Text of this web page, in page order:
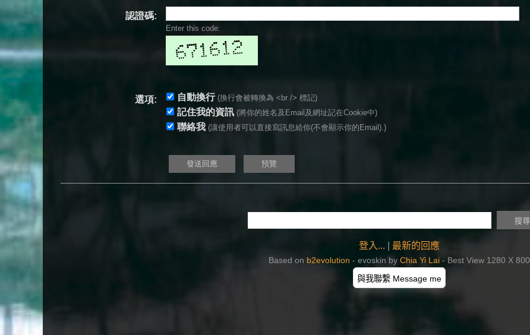
認證碼:
Enter this code:
選項: 自動換行 (換行會被轉換為 <br /> 標記)
記住我的資訊 (將你的姓名及Email及網址記在Cookie中)
聯絡我 (讓使用者可以直接寫訊息給你(不會顯示你的Email).)
登入... 最新的回應
Based on b2evolution - evoskin by Chia Yi Lai - Best View 1280 X 800
與我聯繫 Message me